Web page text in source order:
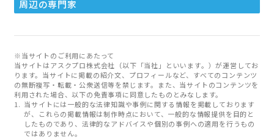
周辺の専門家
※当サイトのご利用にあたって
当サイトはアスクプロ株式会社（以下「当社」といいます。）が運営してお
ります。当サイトに掲載の紹介文、プロフィールなど、すべてのコンテンツ
の無断複写・転載・公衆送信等を禁じます。また、当サイトのコンテンツを
利用された場合、以下の免責事項に同意したものとみなします。
当サイトには一般的な法律知識や事例に関する情報を掲載しております
が、これらの掲載情報は制作時点において、一般的な情報提供を目的と
したものであり、法律的なアドバイスや個別の事例への適用を行うもの
ではありません。